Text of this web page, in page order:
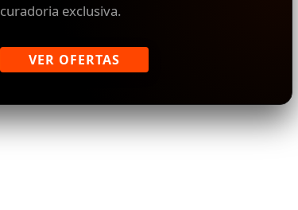
curadoria exclusiva.
VER OFERTAS